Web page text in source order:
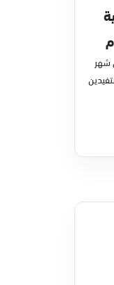
شهر
للمستفيدين